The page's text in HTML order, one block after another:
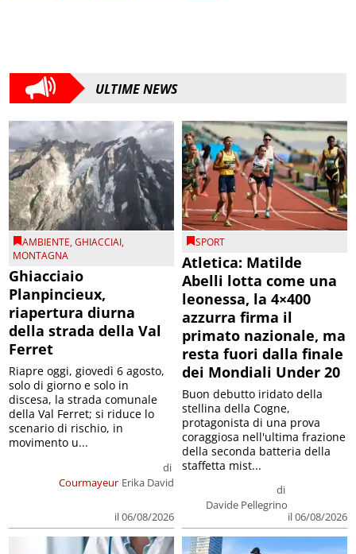
ULTIME NEWS
AMBIENTE,GHIACCIAI,
MONTAGNA
Ghiacciaio
Planpincieux,
riapertura diurna
della strada della Val
Ferret
Courmayeur
di
Erika David
il 06/08/2026
Riapre oggi, giovedì 6 agosto,
solo di giorno e solo in
discesa, la strada comunale
della Val Ferret; si riduce lo
scenario di rischio, in
movimento u...
SPORT
Atletica: Matilde
Abelli lotta come una
leonessa, la 4×400
azzurra firma il
primato nazionale, ma
resta fuori dalla finale
dei Mondiali Under 20
di
Davide Pellegrino
il 06/08/2026
Buon debutto iridato della
stellina della Cogne,
protagonista di una prova
coraggiosa nell'ultima frazione
della seconda batteria della
staffetta mist...